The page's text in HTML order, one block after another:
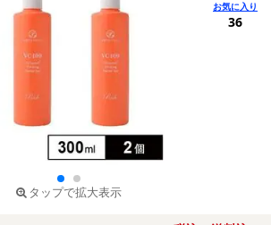
タップで拡大表示
36